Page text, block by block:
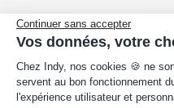
Continuer sans accepter
Vos données, votre
Plateforme de
Chez Indy, nos cookies 🍪 ne
servent au bon fonctionnement
l'expérience utilisateur et
Plusieurs critères sont à
comparer des devis
Montastruc-la-Conseillère
Définir vos besoins